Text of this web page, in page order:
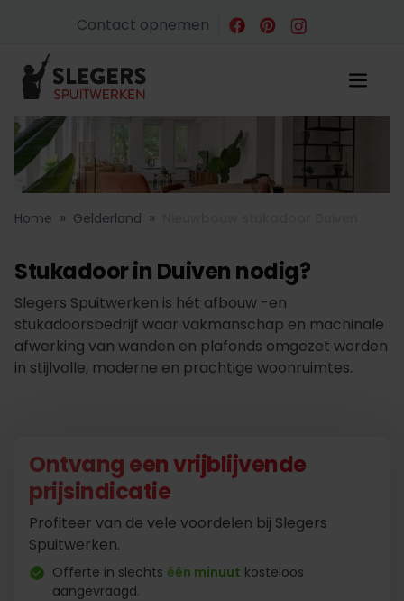
Contact opnemen
Home » Gelderland »
Stukadoor in Duiven nodig?
Slegers Spuitwerken is hét afbouw -en
stukadoorsbedrijf waar vakmanschap en machinale
afwerking van wanden en plafonds omgezet worden
in stijlvolle, moderne en prachtige woonruimtes.
Ontvang een vrijblijvende
prijsindicatie
Profiteer van de vele voordelen bij Slegers
Spuitwerken.
Offerte in slechts één minuut kosteloos
aangevraagd.